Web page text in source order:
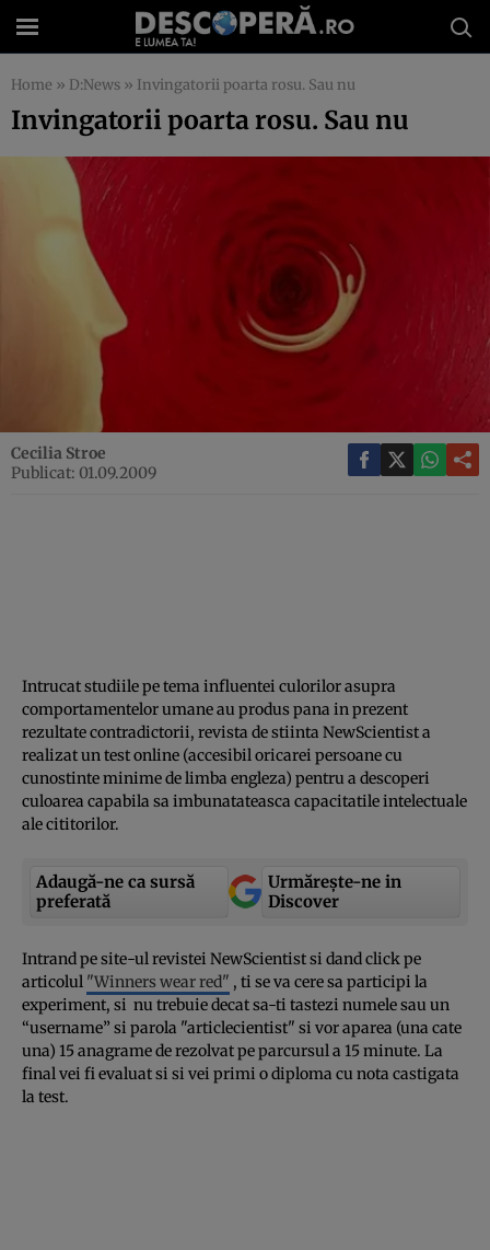
Home » D:News » Invingatorii poarta rosu. Sau nu
Invingatorii poarta rosu. Sau nu
Cecilia Stroe
Publicat: 01.09.2009
Intrucat studiile pe tema influentei culorilor asupra
comportamentelor umane au produs pana in prezent
rezultate contradictorii, revista de stiinta NewScientist a
realizat un test online (accesibil oricarei persoane cu
cunostinte minime de limba engleza) pentru a descoperi
culoarea capabila sa imbunatateasca capacitatile intelectuale
ale cititorilor.
Adaugă-ne ca sursă
preferată
Urmărește-ne in
Discover
Intrand pe site-ul revistei NewScientist si dand click pe
articolul "Winners wear red" , ti se va cere sa participi la
experiment, si nu trebuie decat sa-ti tastezi numele sau un
“username” si parola "articlecientist" si vor aparea (una cate
una) 15 anagrame de rezolvat pe parcursul a 15 minute. La
final vei fi evaluat si si vei primi o diploma cu nota castigata
la test.